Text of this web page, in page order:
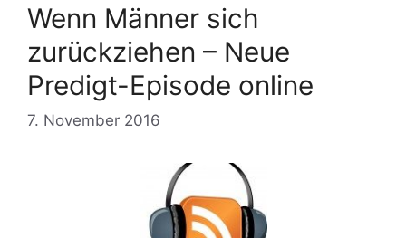
Wenn Männer sich
zurückziehen – Neue
Predigt-Episode online
7. November 2016